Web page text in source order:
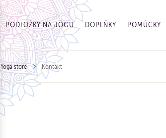
PODLOŽKY NA JÓGU DOPLŇKY POMŮCKY
Yoga store Kontakt